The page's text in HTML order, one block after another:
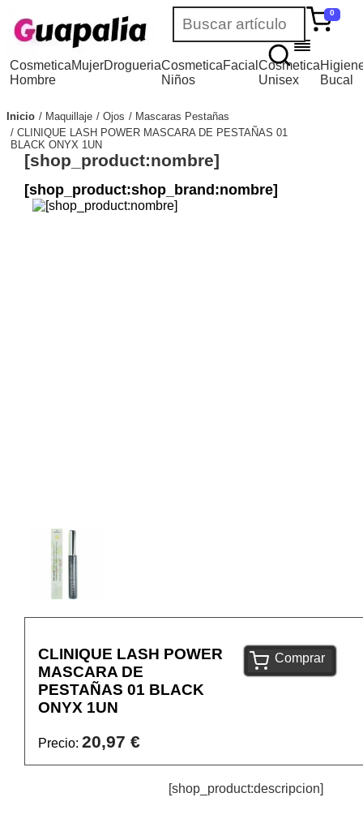
0
Cosmetica
Hombre
MujerDrogueriaCosmetica
Niños
FacialCosmetica
Unisex
Bucal
Inicio Maquillaje Ojos
Mascaras Pestañas
CLINIQUE LASH POWER MASCARA DE PESTAÑAS 01
BLACK ONYX 1UN
[shop_product:nombre]
[shop_product:shop_brand:nombre]
CLINIQUE LASH POWER
MASCARA DE
PESTAÑAS 01 BLACK
ONYX 1UN
Precio: 20,97 €
Comprar
[shop_product:descripcion]